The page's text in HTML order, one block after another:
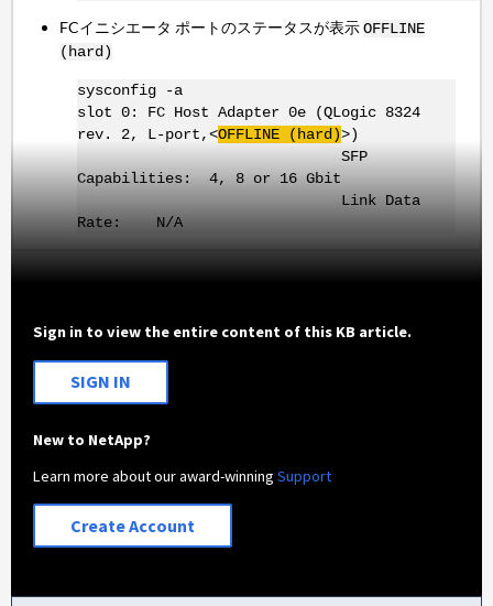
FCイニシエータ ポートのステータスが表示OFFLINE
(hard)
sysconfig -a
slot 0: FC Host Adapter 0e (QLogic 8324
rev. 2, L-port,<OFFLINE (hard)>)
SFP
Capabilities: 4, 8 or 16 Gbit
Link Data
Rate: N/A
Sign in to view the entire content of this KB article.
SIGN IN
New to NetApp?
Learn more about our award-winningSupport
Create Account